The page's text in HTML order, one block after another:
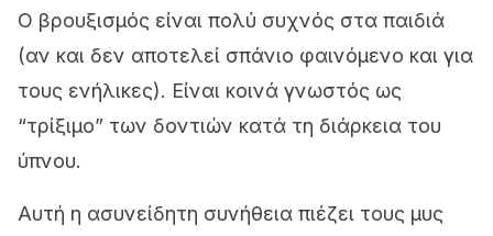
Ο βρουξισμός είναι πολύ συχνός στα παιδιά
(αν και δεν αποτελεί σπάνιο φαινόμενο και για
τους ενήλικες). Είναι κοινά γνωστός ως
“τρίξιμο” των δοντιών κατά τη διάρκεια του
ύπνου.
Αυτή η ασυνείδητη συνήθεια πιέζει τους μυς